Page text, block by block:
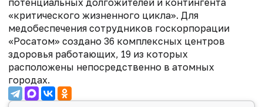
«критического жизненного цикла». Для
медобеспечения сотрудников госкорпорации
«Росатом» создано 36 комплексных центров
здоровья работающих, 19 из которых
расположены непосредственно в атомных
городах.